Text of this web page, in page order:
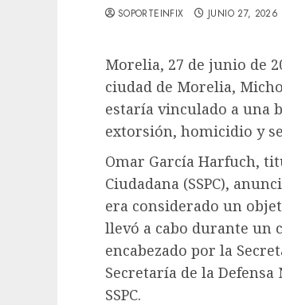
SOPORTEINFIX JUNIO 27, 2026
Morelia, 27 de junio de
ciudad de Morelia,
estaría vinculado a una
extorsión, homicidio y
Omar García Harfuch,
Ciudadana (SSPC),
era considerado un
llevó a cabo durante un
encabezado por la
Secretaría de la
SSPC.